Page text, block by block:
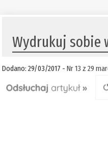
Wydrukuj sobie
Dodano: 29/03/2017 -Nr 13 z 29